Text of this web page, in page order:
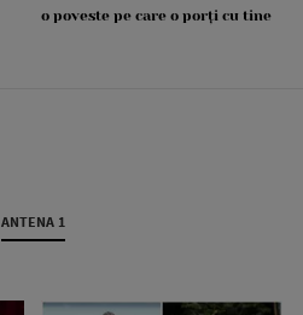
o poveste pe care o porți cu tine
ANTENA 1